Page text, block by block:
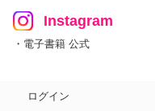
Instagram
・電子書籍 公式
ログイン